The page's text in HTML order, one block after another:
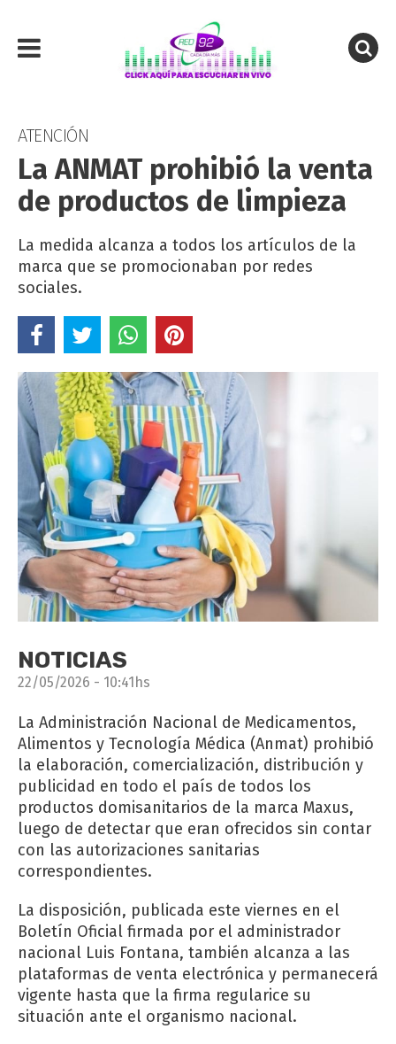
ATENCIÓN
La ANMAT prohibió la venta
de productos de limpieza
La medida alcanza a todos los artículos de la
marca que se promocionaban por redes
sociales.
NOTICIAS
22/05/2026 - 10:41hs
La Administración Nacional de Medicamentos,
Alimentos y Tecnología Médica (Anmat) prohibió
la elaboración, comercialización, distribución y
publicidad en todo el país de todos los
productos domisanitarios de la marca Maxus,
luego de detectar que eran ofrecidos sin contar
con las autorizaciones sanitarias
correspondientes.
La disposición, publicada este viernes en el
Boletín Oficial firmada por el administrador
nacional Luis Fontana, también alcanza a las
plataformas de venta electrónica y permanecerá
vigente hasta que la firma regularice su
situación ante el organismo nacional.